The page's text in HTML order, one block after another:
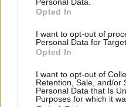
Opted In
I want to opt-out of
Personal Data for
Opted In
I want to opt-out of
Retention, Sale, and/or
Personal Data that Is
Purposes for which it
soi, s’hydrater
hygiène buccale sont
ASTUCES BEAUTÉ